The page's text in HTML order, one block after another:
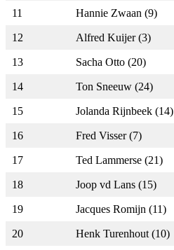
11 Hannie Zwaan (9)
12 Alfred Kuijer (3)
13 Sacha Otto (20)
14 Ton Sneeuw (24)
15 Jolanda Rijnbeek (14)
16 Fred Visser (7)
17 Ted Lammerse (21)
18 Joop vd Lans (15)
19 Jacques Romijn (11)
20 Henk Turenhout (10)